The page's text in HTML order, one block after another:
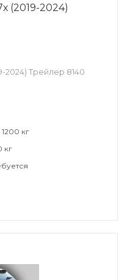
(2019-2024)
2024) Трейлер 8140
кг
кг